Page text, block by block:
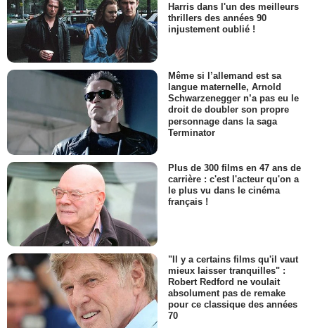
Harris dans l'un des meilleurs
thrillers des années 90
injustement oublié !
Même si l’allemand est sa
langue maternelle, Arnold
Schwarzenegger n’a pas eu le
droit de doubler son propre
personnage dans la saga
Terminator
Plus de 300 films en 47 ans de
carrière : c'est l'acteur qu'on a
le plus vu dans le cinéma
français !
"Il y a certains films qu'il vaut
mieux laisser tranquilles" :
Robert Redford ne voulait
absolument pas de remake
pour ce classique des années
70